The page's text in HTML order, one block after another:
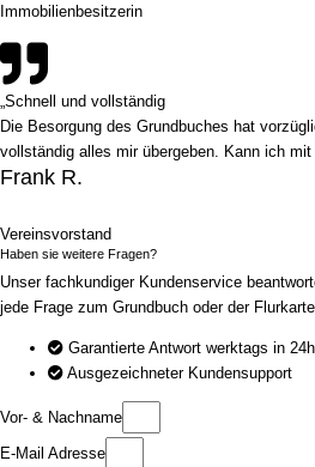
Immobilienbesitzerin
„Schnell und vollständig
Die Besorgung des Grundbuches hat
vollständig alles mir übergeben. Kann ich mit
Frank R.
Vereinsvorstand
Haben sie weitere Fragen?
Unser fachkundiger Kundenservice
jede Frage zum Grundbuch oder der
Garantierte Antwort werktags in
Ausgezeichneter Kundensupport
Vor- & Nachname
E-Mail Adresse